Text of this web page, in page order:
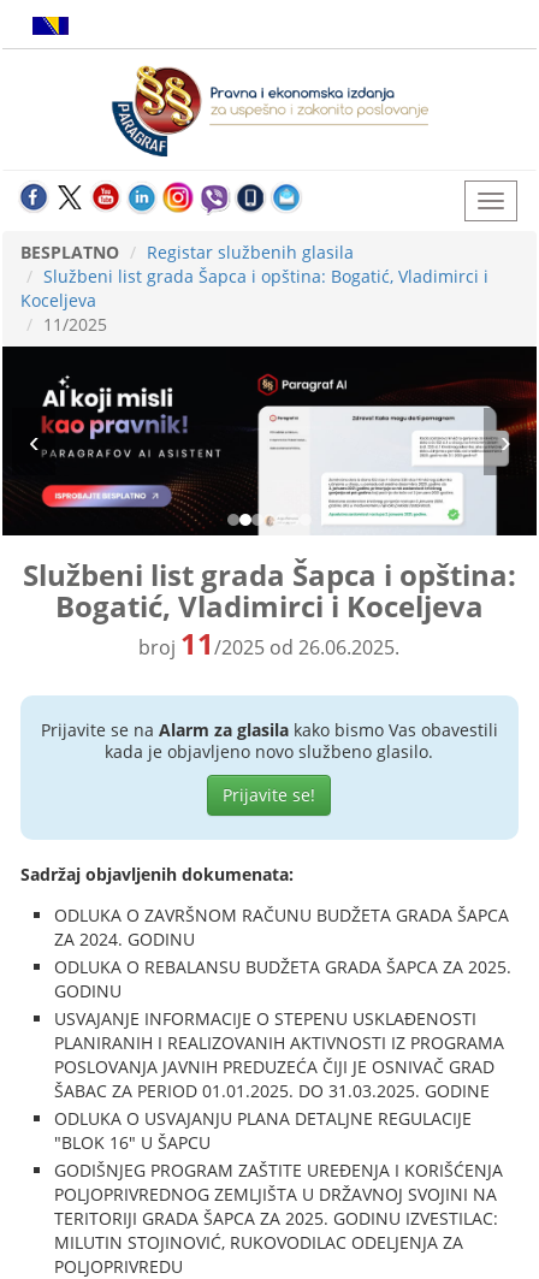
BESPLATNO
Registar službenih glasila
Službeni list grada Šapca i opština: Bogatić, Vladimirci i
Koceljeva
11/2025
Službeni list grada Šapca i opština:
Bogatić, Vladimirci i Koceljeva
broj 11/2025 od 26.06.2025.
Prijavite se na Alarm za glasilakako bismo Vas obavestili
kada je objavljeno novo službeno glasilo.
Prijavite se!
Sadržaj objavljenih dokumenata:
ODLUKA O ZAVRŠNOM RAČUNU BUDŽETA GRADA ŠAPCA
ZA 2024. GODINU
ODLUKA O REBALANSU BUDŽETA GRADA ŠAPCA ZA 2025.
GODINU
USVAJANJE INFORMACIJE O STEPENU USKLAĐENOSTI
PLANIRANIH I REALIZOVANIH AKTIVNOSTI IZ PROGRAMA
POSLOVANJA JAVNIH PREDUZEĆA ČIJI JE OSNIVAČ GRAD
ŠABAC ZA PERIOD 01.01.2025. DO 31.03.2025. GODINE
ODLUKA O USVAJANJU PLANA DETALJNE REGULACIJE
"BLOK 16" U ŠAPCU
GODIŠNJEG PROGRAM ZAŠTITE UREĐENJA I KORIŠĆENJA
POLJOPRIVREDNOG ZEMLJIŠTA U DRŽAVNOJ SVOJINI NA
TERITORIJI GRADA ŠAPCA ZA 2025. GODINU IZVESTILAC:
MILUTIN STOJINOVIĆ, RUKOVODILAC ODELJENJA ZA
POLJOPRIVREDU